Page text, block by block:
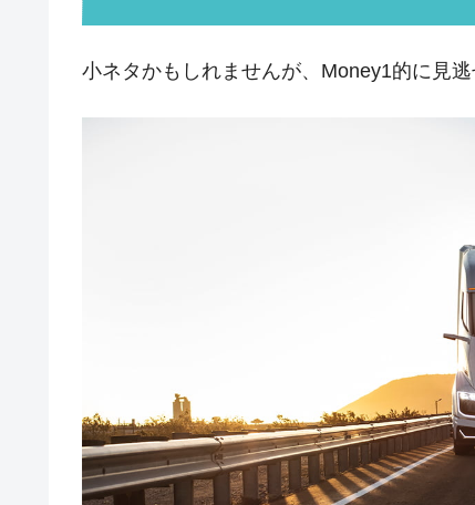
『Money1』 韓国･李在明「青年層の雇用状況が
『韓国銀行』が「金の保有量を増
韓国･外為取引量「1日当たり
韓国･帰ってきた李在明。李在明を
韓国大統領府ボンクラ政策室長が
壟断
『Money1』 韓国･警察職員が「丸刈りになって
『Money1』 中国だけが鉄鋼輸出を異常増加さ
小ネタかもしれませんが、Money1的に見